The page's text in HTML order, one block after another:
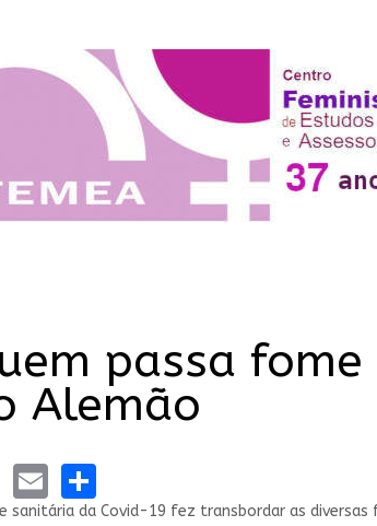
passa
Alemão
Facebook
Email
sanitária da Covid-19 fez transbordar as